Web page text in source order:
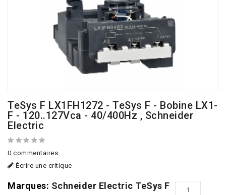
TeSys F LX1FH1272 - TeSys F - Bobine LX1-
F - 120..127Vca - 40/400Hz , Schneider
Electric
0 commentaires
Écrire une critique
Marques: Schneider Electric TeSys F